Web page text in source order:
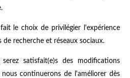
le choix de privilégier l'expérience
recherche et réseaux sociaux.
satisfait(e)s des modifications
continuerons de l'améliorer dès